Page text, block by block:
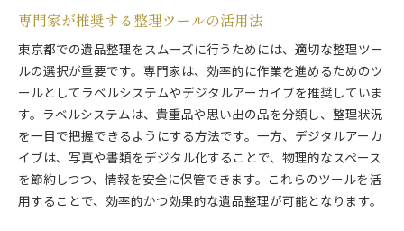
専門家が推奨する整理ツールの活用法
東京都での遺品整理をスムーズに行うためには、適切な整理ツー
ルの選択が重要です。専門家は、効率的に作業を進めるためのツ
ールとしてラベルシステムやデジタルアーカイブを推奨していま
す。ラベルシステムは、貴重品や思い出の品を分類し、整理状況
を一目で把握できるようにする方法です。一方、デジタルアーカ
イブは、写真や書類をデジタル化することで、物理的なスペース
を節約しつつ、情報を安全に保管できます。これらのツールを活
用することで、効率的かつ効果的な遺品整理が可能となります。